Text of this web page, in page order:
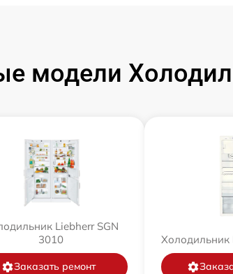
модели
Liebherr SGN
3010
Заказать ремонт
Холодильник